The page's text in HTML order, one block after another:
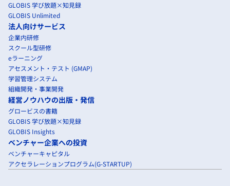
GLOBIS 学び放題×知見録
GLOBIS Unlimited
法人向けサービス
企業内研修
スクール型研修
eラーニング
アセスメント・テスト (GMAP)
学習管理システム
組織開発・事業開発
経営ノウハウの出版・発信
グロービスの書籍
GLOBIS 学び放題×知見録
GLOBIS Insights
ベンチャー企業への投資
ベンチャーキャピタル
アクセラレーションプログラム(G-STARTUP)